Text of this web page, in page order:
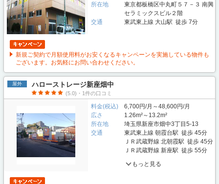
所在地
東京都板橋区中丸町５７－３ 南興
セラミックスビル２階
交通
東武東上線 大山駅 徒歩 7分
新規ご契約で月額使用料がお安くなるキャンペーンを実施している物件も
ございます。お気軽にお問い合わせください。
屋外 ハローストレージ新座畑中
(5.0)・1件の口コミ
料金(税込)
6,700円/月～48,600円/月
広さ
1.26m²～13.2m²
所在地
埼玉県新座市畑中3丁目5-13
交通
東武東上線 朝霞台駅 徒歩 45分
ＪＲ武蔵野線 北朝霞駅 徒歩 45分
ＪＲ武蔵野線 新座駅 徒歩 55分
もっと見る